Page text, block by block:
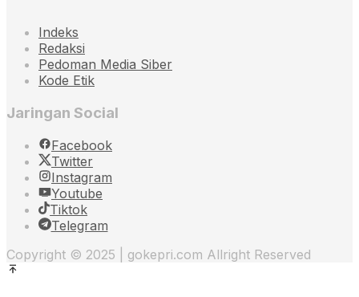
Indeks
Redaksi
Pedoman Media Siber
Kode Etik
Jaringan Social
Facebook
Twitter
Instagram
Youtube
Tiktok
Telegram
Copyright © 2025 | gokepri.com Allright Reserved